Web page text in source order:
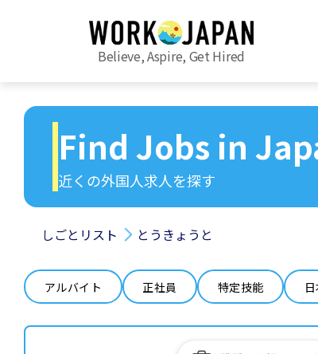
Believe, Aspire, Get Hired
Find Jobs in
近くの外国人求人を探す
しごとリスト とうきょうと
アルバイト 正社員 特定技能